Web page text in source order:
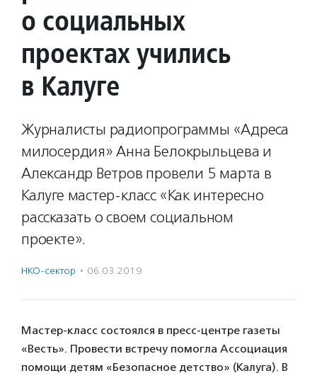
о социальных
проектах учились
в Калуге
Журналисты радиопрограммы «Адреса
милосердия» Анна Белокрыльцева и
Александр Ветров провели 5 марта в
Калуге мастер-класс «Как интересно
рассказать о своем социальном
проекте».
НКО-сектор · 06.03.2019
Мастер-класс состоялся в пресс-центре газеты
«Весть». Провести встречу помогла Ассоциация
помощи детям «Безопасное детство» (Калуга). В